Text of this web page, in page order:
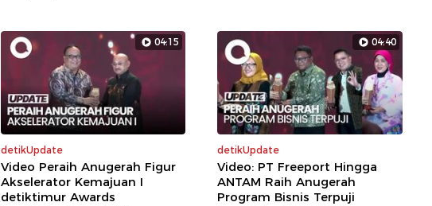
04:15
detikUpdate
Video Peraih Anugerah Figur
Akselerator Kemajuan I
detiktimur Awards
04:40
detikUpdate
Video: PT Freeport Hingga
ANTAM Raih Anugerah
Program Bisnis Terpuji